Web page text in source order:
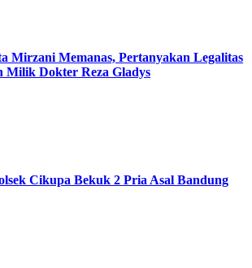
Mirzani Memanas, Pertanyakan Legalitas
Milik Dokter Reza Gladys
Cikupa Bekuk 2 Pria Asal Bandung